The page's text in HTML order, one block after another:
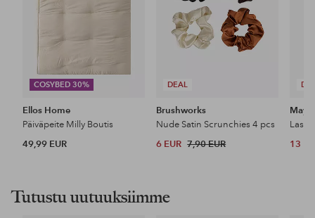
COSYBED 30%
Ellos Home
Päiväpeite Milly Boutis
49,99 EUR
DEAL
Brushworks
Nude Satin Scrunchies 4 pcs
6 EUR 7,90 EUR 13
Tutustu uutuuksiimme